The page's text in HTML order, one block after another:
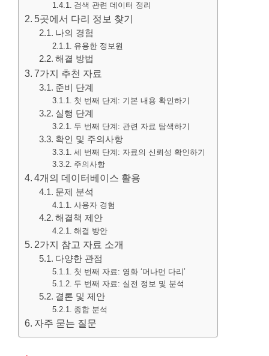
검색 관련 데이터 정리
5곳에서 다리 정보 찾기
나의 경험
유용한 정보원
해결 방법
7가지 추천 자료
준비 단계
첫 번째 단계: 기본 내용 확인하기
실행 단계
두 번째 단계: 관련 자료 탐색하기
확인 및 주의사항
세 번째 단계: 자료의 신뢰성 확인하기
주의사항
4개의 데이터베이스 활용
문제 분석
사용자 경험
해결책 제안
해결 방안
2가지 참고 자료 소개
다양한 관점
첫 번째 자료: 영화 ‘머나먼 다리’
두 번째 자료: 실전 정보 및 분석
결론 및 제안
종합 분석
자주 묻는 질문